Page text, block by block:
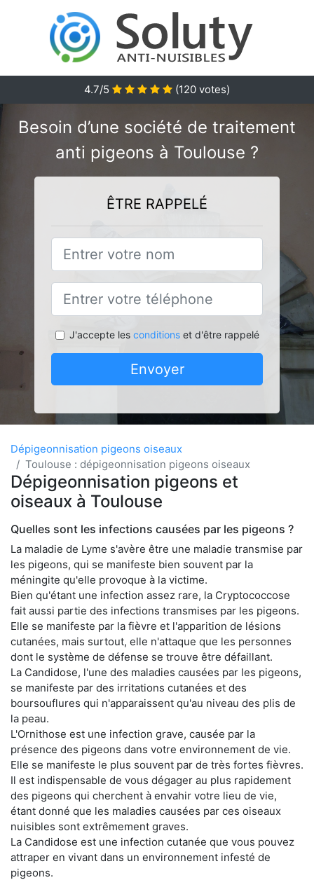
4.7/5 (120 votes)
Besoin d’une société de traitement
anti pigeons à Toulouse ?
ÊTRE RAPPELÉ
J'accepte les conditionset d'être rappelé
Envoyer
Dépigeonnisation pigeons oiseaux
Toulouse : dépigeonnisation pigeons oiseaux
Dépigeonnisation pigeons et
oiseaux à Toulouse
Quelles sont les infections causées par les pigeons ?
La maladie de Lyme s'avère être une maladie transmise par
les pigeons, qui se manifeste bien souvent par la
méningite qu'elle provoque à la victime.
Bien qu'étant une infection assez rare, la Cryptococcose
fait aussi partie des infections transmises par les pigeons.
Elle se manifeste par la fièvre et l'apparition de lésions
cutanées, mais surtout, elle n'attaque que les personnes
dont le système de défense se trouve être défaillant.
La Candidose, l'une des maladies causées par les pigeons,
se manifeste par des irritations cutanées et des
boursouflures qui n'apparaissent qu'au niveau des plis de
la peau.
L'Ornithose est une infection grave, causée par la
présence des pigeons dans votre environnement de vie.
Elle se manifeste le plus souvent par de très fortes fièvres.
Il est indispensable de vous dégager au plus rapidement
des pigeons qui cherchent à envahir votre lieu de vie,
étant donné que les maladies causées par ces oiseaux
nuisibles sont extrêmement graves.
La Candidose est une infection cutanée que vous pouvez
attraper en vivant dans un environnement infesté de
pigeons.